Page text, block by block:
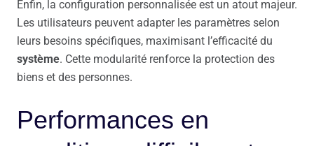
Enfin, la configuration personnalisée est un atout majeur.
Les utilisateurs peuvent adapter les paramètres selon
leurs besoins spécifiques, maximisant l’efficacité du
système. Cette modularité renforce la protection des
biens et des personnes.
Performances en